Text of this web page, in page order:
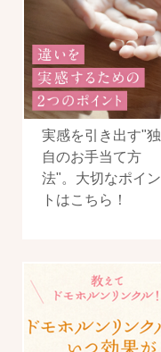
実感を引き出す"独
自のお手当て方
法"。大切なポイン
トはこちら！